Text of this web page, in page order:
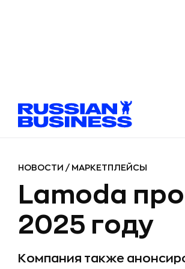
НОВОСТИ / МАРКЕТПЛЕЙСЫ
Lamoda
2025 году
Компания также